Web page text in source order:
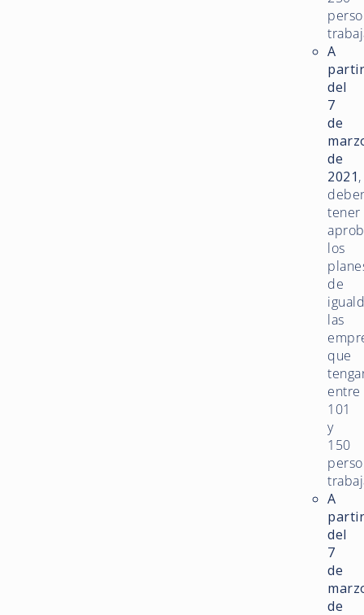
A
del
7
de
de
2021,
tener
los
de
las
que
entre
101
y
150
A
del
7
de
de